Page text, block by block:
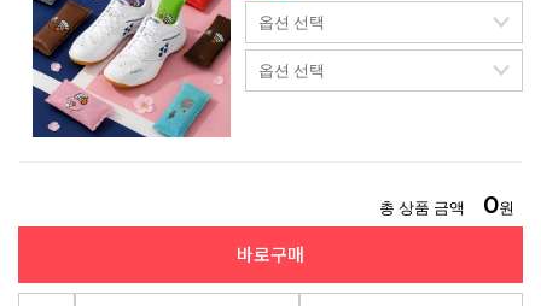
총 상품 금액 0원
바로구매